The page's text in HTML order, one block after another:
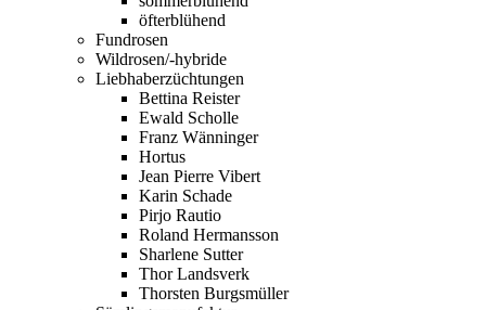
öfterblühend
Fundrosen
Wildrosen/-hybride
Liebhaberzüchtungen
Bettina Reister
Ewald Scholle
Franz Wänninger
Hortus
Jean Pierre Vibert
Karin Schade
Pirjo Rautio
Roland Hermansson
Sharlene Sutter
Thor Landsverk
Thorsten Burgsmüller